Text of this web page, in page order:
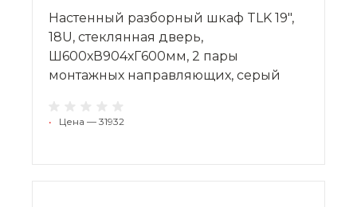
Настенный разборный шкаф TLK 19",
18U, стеклянная дверь,
Ш600хВ904хГ600мм, 2 пары
монтажных направляющих, серый
• Цена — 31932